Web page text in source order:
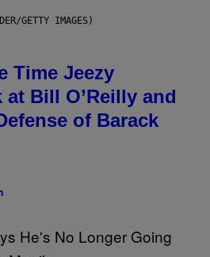
GETTY IMAGES)
Time Jeezy
at Bill O’Reilly and
of Barack